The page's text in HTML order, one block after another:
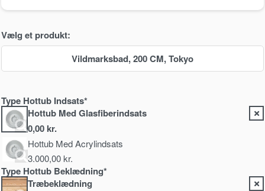
Vælg et produkt:
Vildmarksbad, 200 CM, Tokyo
Type Hottub Indsats*
Hottub Med Glasfiberindsats
0,00 kr.
Hottub Med Acrylindsats
3.000,00kr.
Type Hottub Beklædning*
Træbeklædning